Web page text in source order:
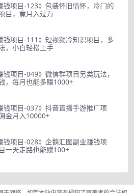
钱项目-123》包装怀旧情怀，冷门的
目，竟月入过万
钱项目-111》短视频冷知识项目，多
，小白轻松上手
钱项目-049》微信群项目另类玩法，
，每月也能多赚1000+
钱项目-037》抖音直播手游推广项
金月入10000+
钱项目-028》企鹅汇图副业赚钱项
一天走路也能赚100+